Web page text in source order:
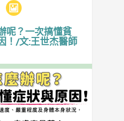
呢？一次搞懂貧
！/文:王世杰醫師